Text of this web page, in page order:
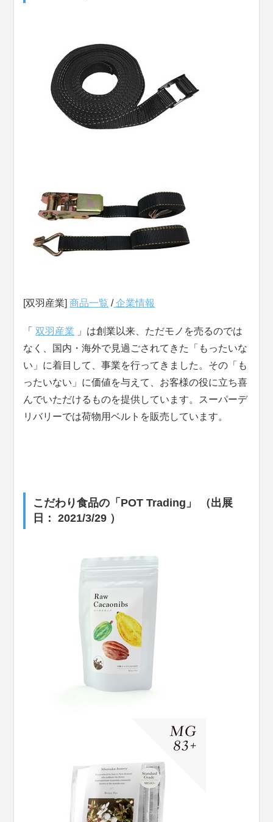
[双羽産業]商品一覧 /企業情報
「双羽産業 」は創業以来、ただモノを売るのでは
なく、国内・海外で見過ごされてきた「もったいな
い」に着目して、事業を行ってきました。その「も
ったいない」に価値を与えて、お客様の役に立ち喜
んでいただけるものを提供しています。スーパーデ
リバリーでは荷物用ベルトを販売しています。
こだわり食品の「POT Trading」 （出展
日： 2021/3/29 ）